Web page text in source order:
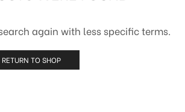
again with less specific terms.
RETURN TO SHOP